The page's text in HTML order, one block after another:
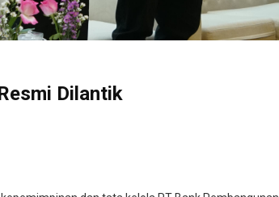
Dilantik